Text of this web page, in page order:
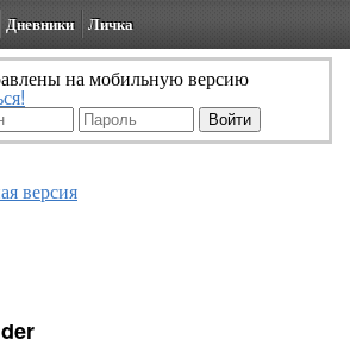
Дневники Личка
на мобильную версию
версия